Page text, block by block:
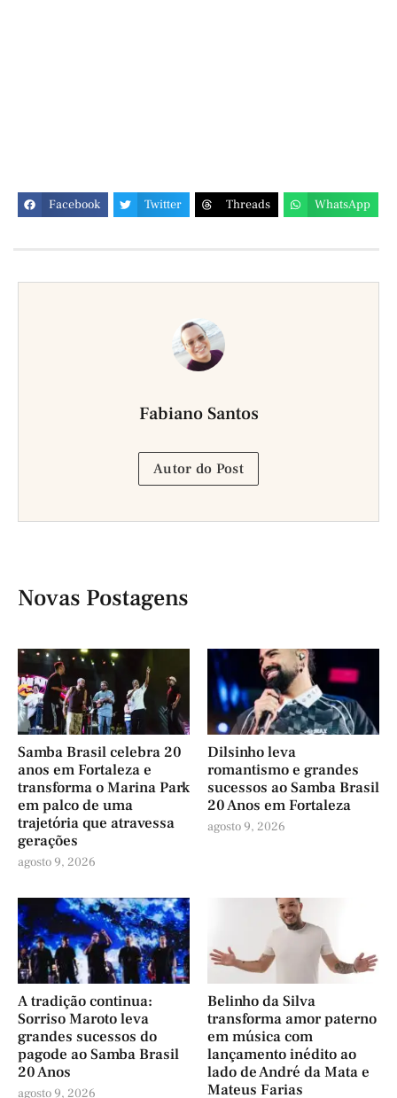
Facebook Twitter Threads WhatsApp
Fabiano Santos
Autor do Post
Novas Postagens
Samba Brasil celebra 20
anos em Fortaleza e
transforma o Marina Park
em palco de uma
trajetória que atravessa
gerações
agosto 9, 2026
Dilsinho leva
romantismo e grandes
sucessos ao Samba Brasil
20 Anos em Fortaleza
agosto 9, 2026
A tradição continua:
Sorriso Maroto leva
grandes sucessos do
pagode ao Samba Brasil
20 Anos
agosto 9, 2026
Belinho da Silva
transforma amor paterno
em música com
lançamento inédito ao
lado de André da Mata e
Mateus Farias